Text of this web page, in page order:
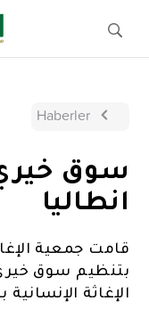
Haberler
سوق خيري
انطاليا
قامت جمعية
بتنظيم سوق خيري
الإغاثة